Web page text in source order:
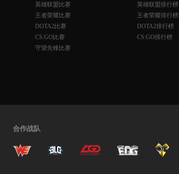
英雄联盟比赛
王者荣耀比赛
DOTA2比赛
CS:GO比赛
守望先锋比赛
英雄联盟排行榜
王者荣耀排行榜
DOTA2排行榜
CS:GO排行榜
合作战队